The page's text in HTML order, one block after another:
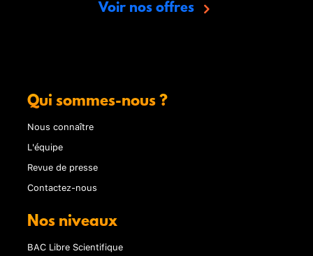
Voir nos offres
Qui sommes-nous ?
Nous connaître
L'équipe
Revue de presse
Contactez-nous
Nos niveaux
BAC Libre Scientifique